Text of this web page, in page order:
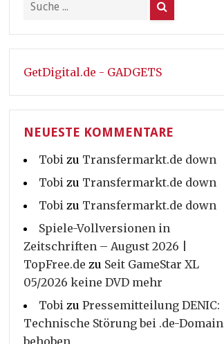
GetDigital.de - GADGETS
NEUESTE KOMMENTARE
Tobi zu Transfermarkt.de down
Tobi zu Transfermarkt.de down
Tobi zu Transfermarkt.de down
Spiele-Vollversionen in
Zeitschriften – August 2026 |
TopFree.de zu Seit GameStar XL
05/2026 keine DVD mehr
Tobi zu Pressemitteilung DENIC:
Technische Störung bei .de-
behoben